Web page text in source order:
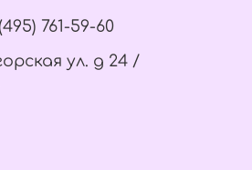
761-59-60
ул. д 24 /